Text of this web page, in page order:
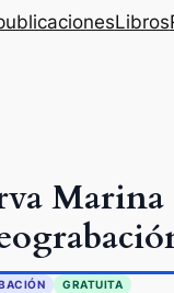
Libros
GRATUITA